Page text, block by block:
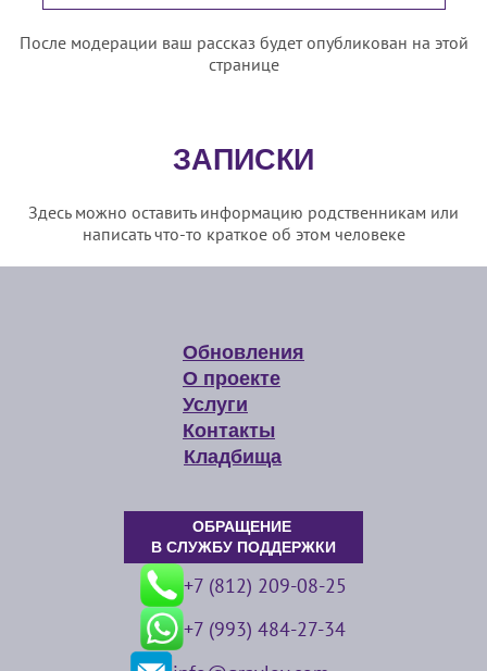
После модерации ваш рассказ будет опубликован на этой
странице
ЗАПИСКИ
Здесь можно оставить информацию родственникам или
написать что-то краткое об этом человеке
Обновления
О проекте
Услуги
Контакты
Кладбища
ОБРАЩЕНИЕ
В СЛУЖБУ ПОДДЕРЖКИ
+7 (812) 209-08-25
+7 (993) 484-27-34